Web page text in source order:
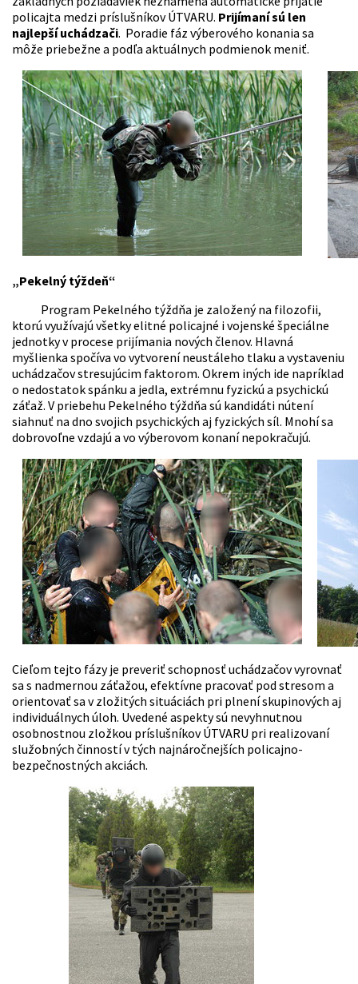
policajta medzi príslušníkov ÚTVARU. Prijímaní sú len
najlepší uchádzači. Poradie fáz výberového konania sa
môže priebežne a podľa aktuálnych podmienok meniť.
„Pekelný týždeň“
Program Pekelného týždňa je založený na filozofii,
ktorú využívajú všetky elitné policajné i vojenské špeciálne
jednotky v procese prijímania nových členov. Hlavná
myšlienka spočíva vo vytvorení neustáleho tlaku a vystaveniu
uchádzačov stresujúcim faktorom. Okrem iných ide napríklad
o nedostatok spánku a jedla, extrémnu fyzickú a psychickú
záťaž. V priebehu Pekelného týždňa sú kandidáti nútení
siahnuť na dno svojich psychických aj fyzických síl. Mnohí sa
dobrovoľne vzdajú a vo výberovom konaní nepokračujú.
Cieľom tejto fázy je preveriť schopnosť uchádzačov vyrovnať
sa s nadmernou záťažou, efektívne pracovať pod stresom a
orientovať sa v zložitých situáciách pri plnení skupinových aj
individuálnych úloh. Uvedené aspekty sú nevyhnutnou
osobnostnou zložkou príslušníkov ÚTVARU pri realizovaní
služobných činností v tých najnáročnejších policajno-
bezpečnostných akciách.